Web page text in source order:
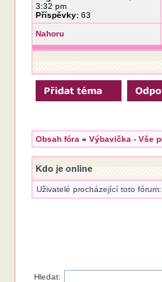
3:32 pm
Příspěvky: 63
Nahoru
Obsah fóra »Výbavička - Vše
Kdo je online
Uživatelé procházející toto
Hledat: